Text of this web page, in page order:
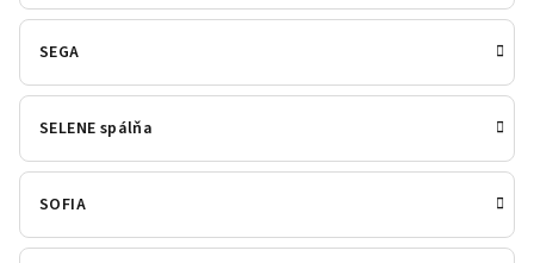
SEGA
SELENE spálňa
SOFIA